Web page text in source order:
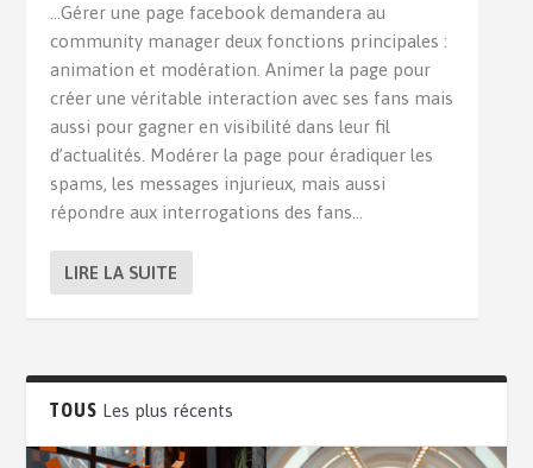
…Gérer une page facebook demandera au
community manager deux fonctions principales :
animation et modération. Animer la page pour
créer une véritable interaction avec ses fans mais
aussi pour gagner en visibilité dans leur fil
d’actualités. Modérer la page pour éradiquer les
spams, les messages injurieux, mais aussi
répondre aux interrogations des fans…
LIRE LA SUITE
TOUS Les plus récents